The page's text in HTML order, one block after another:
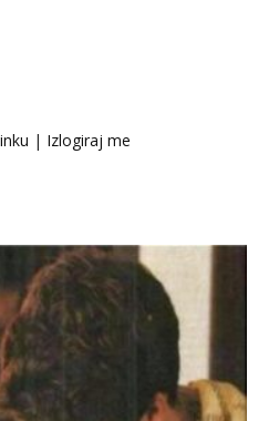
| Izlogiraj me